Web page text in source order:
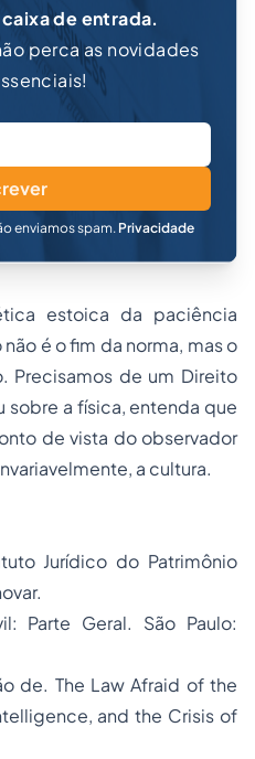
de entrada.
perca as novidades
enviamos spam. Privacidade
estoica da paciência
é o fim da norma, mas o
Precisamos de um Direito
sobre a física, entenda que
de vista do observador
a cultura.
Jurídico do Patrimônio
Parte Geral. São Paulo:
de. The Law Afraid of the
and the Crisis of